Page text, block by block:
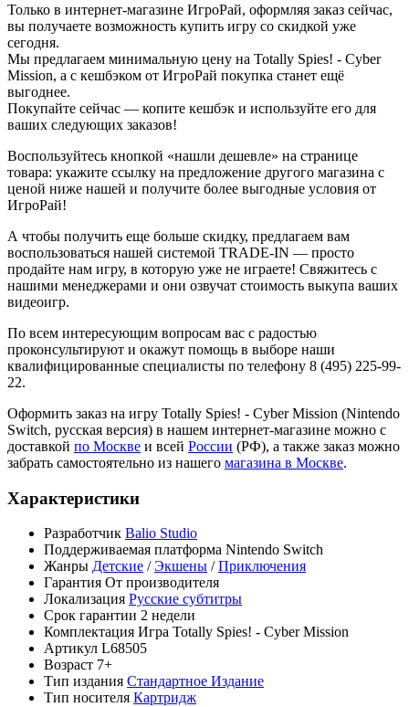
Только в интернет-магазине ИгроРай, оформляя заказ сейчас,
вы получаете возможность купить игру со скидкой уже
сегодня.
Мы предлагаем минимальную цену на Totally Spies! - Cyber
Mission, а с кешбэком от ИгроРай покупка станет ещё
выгоднее.
Покупайте сейчас — копите кешбэк и используйте его для
ваших следующих заказов!
Воспользуйтесь кнопкой «нашли дешевле» на странице
товара: укажите ссылку на предложение другого магазина с
ценой ниже нашей и получите более выгодные условия от
ИгроРай!
А чтобы получить еще больше скидку, предлагаем вам
воспользоваться нашей системой TRADE-IN — просто
продайте нам игру, в которую уже не играете! Свяжитесь с
нашими менеджерами и они озвучат стоимость выкупа ваших
видеоигр.
По всем интересующим вопросам вас с радостью
проконсультируют и окажут помощь в выборе наши
квалифицированные специалисты по телефону 8 (495) 225-99-
22.
Оформить заказ на игру Totally Spies! - Cyber Mission (Nintendo
Switch, русская версия) в нашем интернет-магазине можно с
доставкой по Москве и всей России (РФ), а также заказ можно
забрать самостоятельно из нашего магазина в Москве.
Характеристики
Разработчик Balio Studio
Поддерживаемая платформа Nintendo Switch
Жанры Детские /Экшены /Приключения
Гарантия От производителя
Локализация Русские субтитры
Срок гарантии 2 недели
Комплектация Игра Totally Spies! - Cyber Mission
Артикул L68505
Возраст 7+
Тип издания Стандартное Издание
Тип носителя Картридж